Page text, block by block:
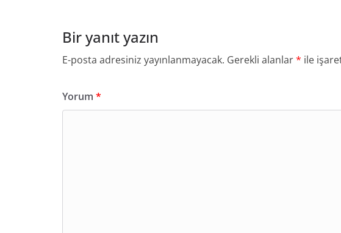
Bir yanıt yazın
E-posta adresiniz yayınlanmayacak. Gerekli alanlar* ile
Yorum *